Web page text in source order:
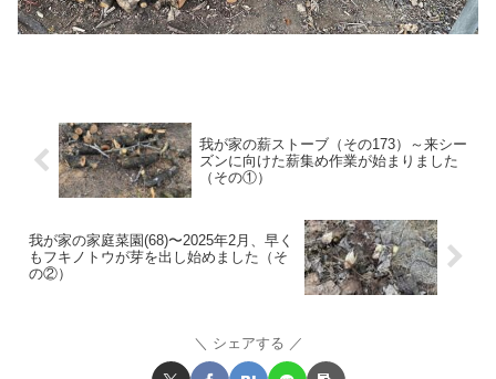
我が家の薪ストーブ（その173）～来シー
ズンに向けた薪集め作業が始まりました
（その①）
我が家の家庭菜園(68)〜2025年2月、早く
もフキノトウが芽を出し始めました（そ
の②）
シェアする